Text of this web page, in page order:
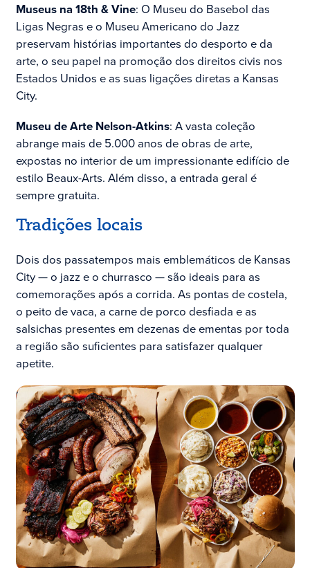
Museus na 18th & Vine: O Museu do Basebol das
Ligas Negras e o Museu Americano do Jazz
preservam histórias importantes do desporto e da
arte, o seu papel na promoção dos direitos civis nos
Estados Unidos e as suas ligações diretas a Kansas
City.
Museu de Arte Nelson-Atkins: A vasta coleção
abrange mais de 5.000 anos de obras de arte,
expostas no interior de um impressionante edifício de
estilo Beaux-Arts. Além disso, a entrada geral é
sempre gratuita.
Tradições locais
Dois dos passatempos mais emblemáticos de Kansas
City — o jazz e o churrasco — são ideais para as
comemorações após a corrida. As pontas de costela,
o peito de vaca, a carne de porco desfiada e as
salsichas presentes em dezenas de ementas por toda
a região são suficientes para satisfazer qualquer
apetite.